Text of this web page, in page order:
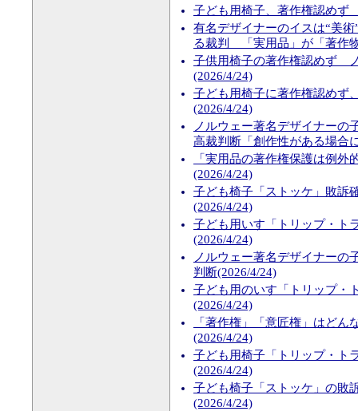
子ども用椅子、著作権認めず
有名デザイナーのイスは“美
る裁判 「実用品」が「著作
子供用椅子の著作権認めず
(2026/4/24)
子ども用椅子に著作権認めず
(2026/4/24)
ノルウェー著名デザイナー
高裁判断「創作性がある場合
「実用品の著作権保護は例
(2026/4/24)
子ども椅子「ストッケ」敗
(2026/4/24)
子ども用いす「トリップ・
(2026/4/24)
ノルウェー著名デザイナー
判断(2026/4/24)
子ども用のいす「トリップ
(2026/4/24)
「著作権」「意匠権」はど
(2026/4/24)
子ども用椅子「トリップ・
(2026/4/24)
子ども椅子「ストッケ」の
(2026/4/24)